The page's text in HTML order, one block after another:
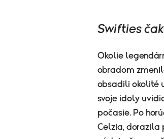
Swifties
Okolie
obradom
obsadili okolité
svoje idoly
počasie. Po
Celzia, dorazila